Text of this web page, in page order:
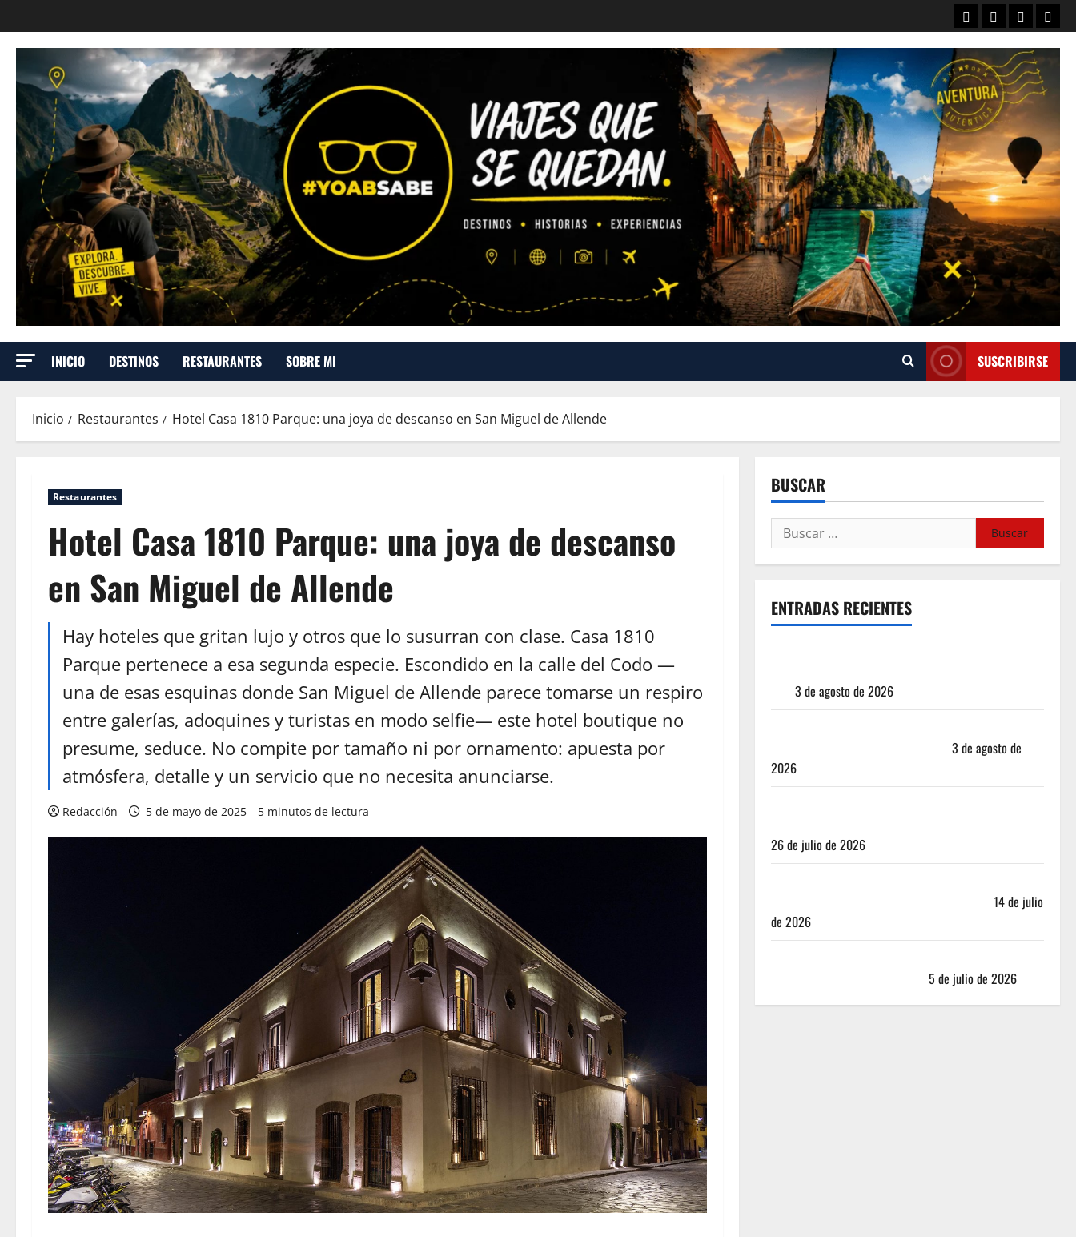
INICIO DESTINOS RESTAURANTES SOBRE MI SUSCRIBIRSE
Inicio Restaurantes Hotel Casa 1810 Parque: una joya de descanso en San Miguel de Allende
Restaurantes
Hotel Casa 1810 Parque: una joya de descanso
en San Miguel de Allende
Hay hoteles que gritan lujo y otros que lo susurran con clase. Casa 1810
Parque pertenece a esa segunda especie. Escondido en la calle del Codo —
una de esas esquinas donde San Miguel de Allende parece tomarse un respiro
entre galerías, adoquines y turistas en modo selfie— este hotel boutique no
presume, seduce. No compite por tamaño ni por ornamento: apuesta por
atmósfera, detalle y un servicio que no necesita anunciarse.
Redacción 5 de mayo de 2025 5 minutos de lectura
BUSCAR
ENTRADAS RECIENTES
3 de agosto de 2026
3 de agosto de
2026
26 de julio de 2026
14 de julio
de 2026
5 de julio de 2026